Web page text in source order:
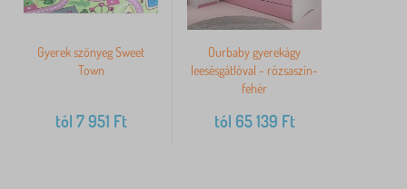
Gyerek szőnyeg Sweet
Town
tól 7 951 Ft
Ourbaby gyerekágy
leesésgátlóval - rózsaszín-
fehér
tól 65 139 Ft